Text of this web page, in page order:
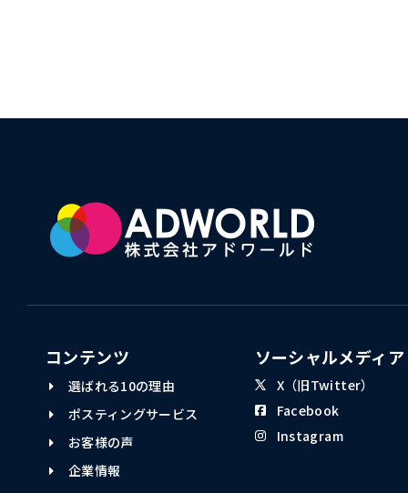
コンテンツ
選ばれる10の理由
ポスティングサービス
お客様の声
企業情報
ソーシャルメディア
X（旧Twitter）
Facebook
Instagram